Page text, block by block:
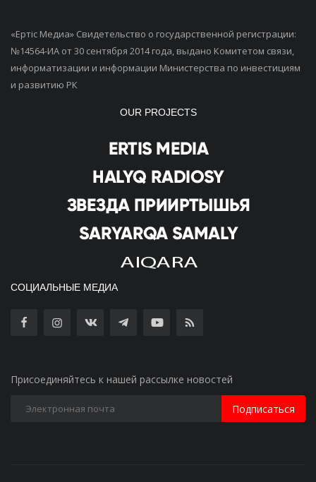
«Ертiс Медиа» Свидетельство о государственной регистрации:
№14564-ИА от 30 сентября 2014 года, выдано Комитетом связи,
информатизации и информации Министерства по инвестициям
и развитию РК
OUR PROJECTS
СОЦИАЛЬНЫЕ МЕДИА
Присоединяйтесь к нашей рассылке новостей
Подписаться